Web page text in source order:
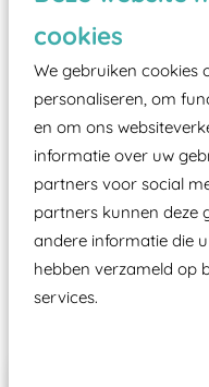
cookies
We gebruiken cookies
personaliseren, om
en om ons
informatie over uw
partners voor social
partners kunnen deze
andere informatie die
hebben verzameld op
services.
Elk speeltoestel in
moet zijn van een
certificering,
aangewezen
Wij ook
ze toch binnen het
Speeltoestellen
Past er goed